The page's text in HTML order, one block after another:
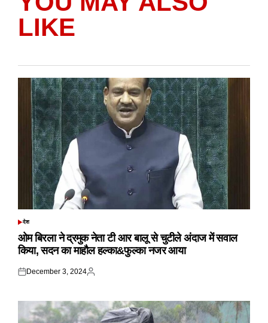
LIKE
POSTED
देश
ओम बिरला ने द्रमुक नेता टी आर बालू से चुटीले अंदाज में सवाल
किया, सदन का माहौल हल्का&फुल्का नजर आया
Posted
December 3, 2024
Posted